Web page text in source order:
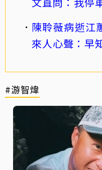
陳聆薇病逝江
來人心聲：早
#游智煒